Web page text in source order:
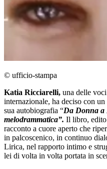
© ufficio-stampa
Katia Ricciarelli, una delle
internazionale, ha deciso con
sua autobiografia “Da Donna a
melodrammatica”. Il libro, edito
racconto a cuore aperto che
in palcoscenico, in continuo
Lirica, nel rapporto intimo e
lei di volta in volta portata in